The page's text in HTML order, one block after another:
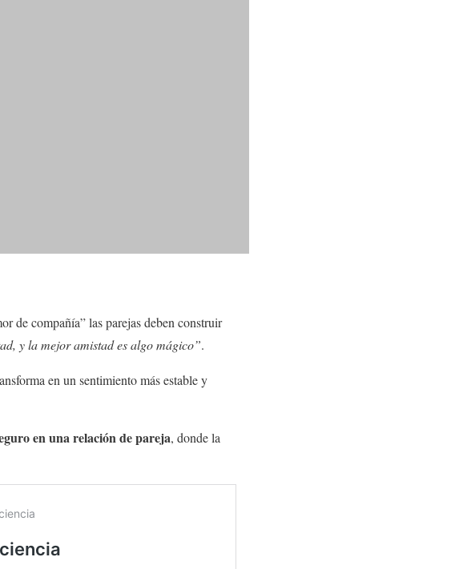
de compañía” las parejas deben construir
y la mejor amistad es algo mágico”.
en un sentimiento más estable y
en una relación de pareja, donde la